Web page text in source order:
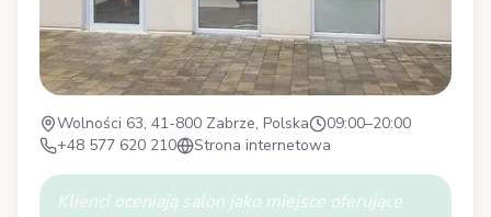
Wolności 63, 41-800 Zabrze, Polska
09:00–20:00
+48 577 620 210
Strona internetowa
Klienci oceniają salon jako miejsce oferujące